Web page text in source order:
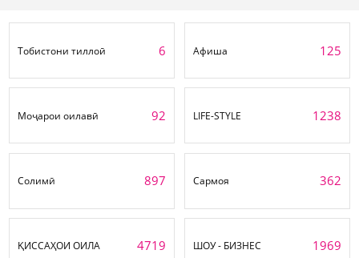
Тобистони тиллоӣ 6 Афиша 125
Моҷарои оилавӣ 92 LIFE-STYLE 1238
Солимӣ 897 Сармоя 362
ҚИССАҲОИ ОИЛА 4719 ШОУ - БИЗНЕС 1969